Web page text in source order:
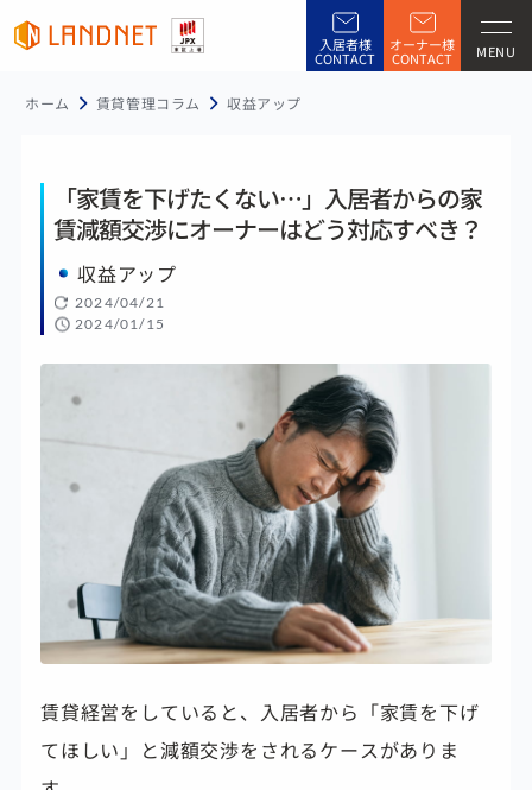
入居者様
CONTACT
オーナー様
CONTACT MENU
ホーム 賃貸管理コラム 収益アップ
「家賃を下げたくない…」入居者からの家
賃減額交渉にオーナーはどう対応すべき？
収益アップ
2024/04/21
2024/01/15
賃貸経営をしていると、入居者から「家賃を下げ
てほしい」と減額交渉をされるケースがありま